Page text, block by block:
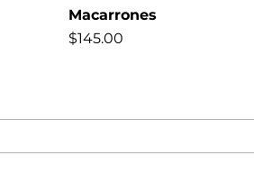
Macarrones
Precio
$145.00